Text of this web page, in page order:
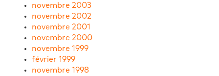
novembre 2003
novembre 2002
novembre 2001
novembre 2000
novembre 1999
février 1999
novembre 1998